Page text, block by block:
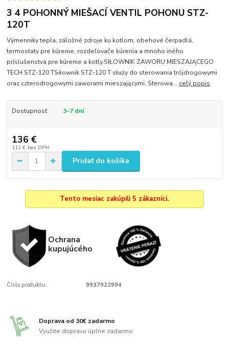
3 4 POHONNÝ MIEŠACÍ VENTIL POHONU STZ-
120T
Výmenniky tepla, záložné zdroje ku kotlom, obehové čerpadlá,
termostaty pre kúrenie, rozdeľovače kúrenia a mnoho iného
príslušenstva pre kúrenie a kotly.SIŁOWNIK ZAWORU MIESZAJĄCEGO
TECH STZ-120 TSiłownik STZ-120 T służy do sterowania trójdrogowymi
oraz czterodrogowymi zaworami mieszającymi. Sterowa... celý popis
Dostupnosť 3-7 dní
136 €
111 € bez DPH
Pridať do košíka
Tento mesiac zakúpili 5 zákazníci.
Ochrana
kupujúcého
Číslo produktu: 9937922994
Doprava od 30€ zadarmo
Využite dopravu úplne zadarmo